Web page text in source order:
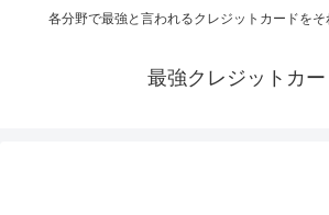
各分野で最強と言われるクレジットカードを
最強クレジットカー